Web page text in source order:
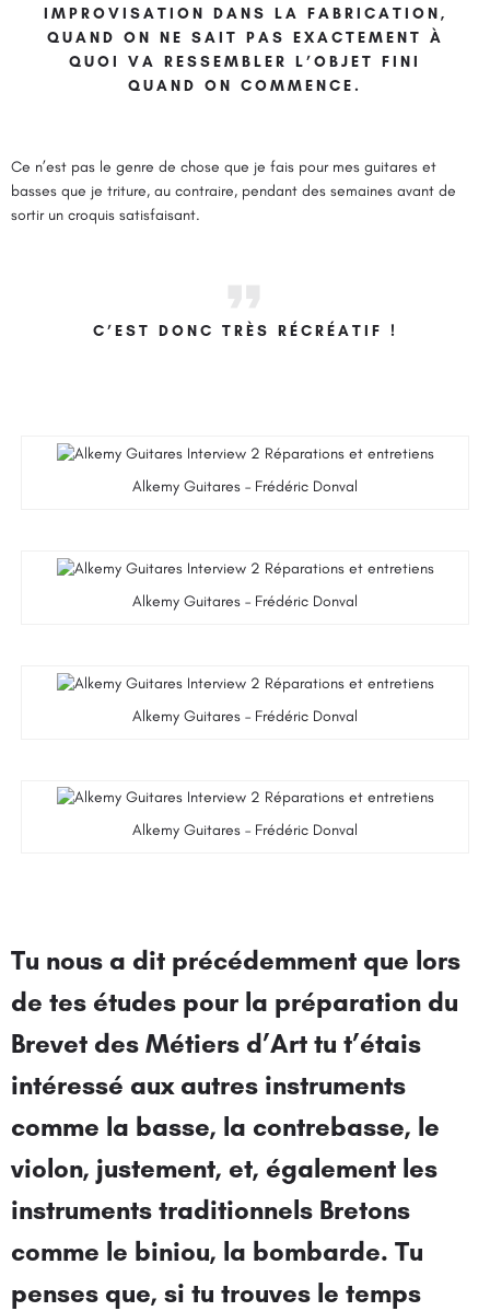
IMPROVISATION DANS LA FABRICATION,
QUAND ON NE SAIT PAS EXACTEMENT À
QUOI VA RESSEMBLER L’OBJET FINI
QUAND ON COMMENCE.
Ce n’est pas le genre de chose que je fais pour mes guitares et
basses que je triture, au contraire, pendant des semaines avant de
sortir un croquis satisfaisant.
C’EST DONC TRÈS RÉCRÉATIF !
Alkemy Guitares – Frédéric Donval
Alkemy Guitares – Frédéric Donval
Alkemy Guitares – Frédéric Donval
Alkemy Guitares – Frédéric Donval
Tu nous a dit précédemment que lors
de tes études pour la préparation du
Brevet des Métiers d’Art tu t’étais
intéressé aux autres instruments
comme la basse, la contrebasse, le
violon, justement, et, également les
instruments traditionnels Bretons
comme le biniou, la bombarde. Tu
penses que, si tu trouves le temps